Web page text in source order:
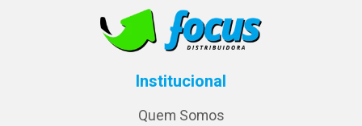
Institucional
Quem Somos